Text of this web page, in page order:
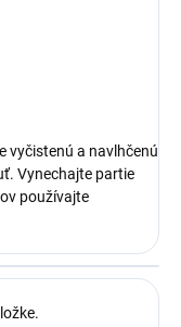
vyčistenú a navlhčenú
Vynechajte partie
používajte